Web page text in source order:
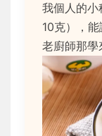
我個人的小
10克），
老廚師那學